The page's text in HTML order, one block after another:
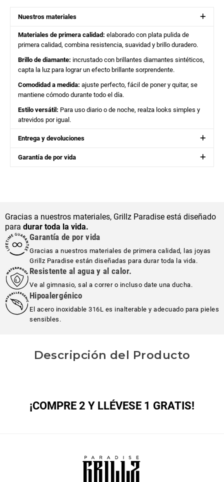
Nuestros materiales
Materiales de primera calidad: elaborado con plata pulida de
primera calidad, combina resistencia, suavidad y brillo duradero.
Brillo de diamante: incrustado con brillantes diamantes sintéticos,
capta la luz para lograr un efecto brillante sorprendente.
Comodidad a medida: ajuste perfecto, fácil de poner y quitar, se
mantiene cómodo durante todo el día.
Estilo versátil: Para uso diario o de noche, realza looks simples y
atrevidos por igual.
Entrega y devoluciones
Garantía de por vida
Gracias a nuestros materiales, Grillz Paradise está diseñado
para durar toda la vida.
Garantía de por vida
Gracias a nuestros materiales de primera calidad, las joyas
Grillz Paradise están diseñadas para durar toda la vida.
Resistente al agua y al calor.
Ve al gimnasio, sal a correr o incluso date una ducha.
Hipoalergénico
El acero inoxidable 316L es inalterable y adecuado para pieles
sensibles.
Descripción del Producto
¡COMPRE 2 Y LLÉVESE 1 GRATIS!